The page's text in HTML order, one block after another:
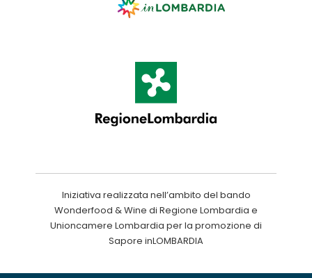
Iniziativa realizzata nell’ambito del bando
Wonderfood & Wine di Regione Lombardia e
Unioncamere Lombardia per la promozione di
Sapore inLOMBARDIA